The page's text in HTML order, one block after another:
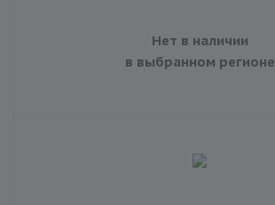
Нет в наличии
в выбранном регионе